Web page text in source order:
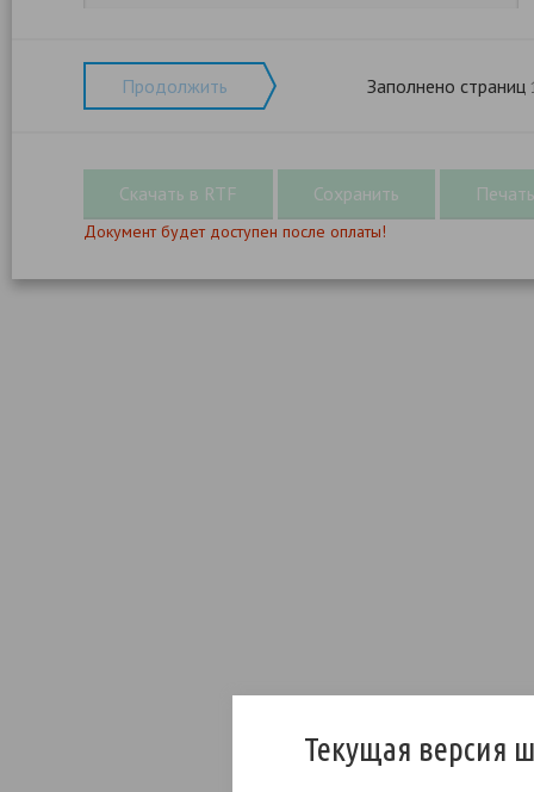
Текущая версия
Продолжить Заполнено страниц
Документ будет доступен после оплаты!